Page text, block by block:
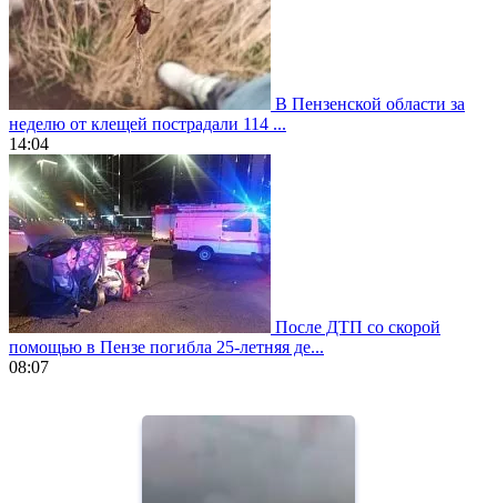
В Пензенской области за
неделю от клещей пострадали 114 ...
14:04
После ДТП со скорой
помощью в Пензе погибла 25-летняя де...
08:07